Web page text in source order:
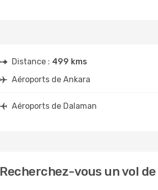
Distance : 499 kms
Aéroports de Ankara
Aéroports de Dalaman
Recherchez-vous un vol